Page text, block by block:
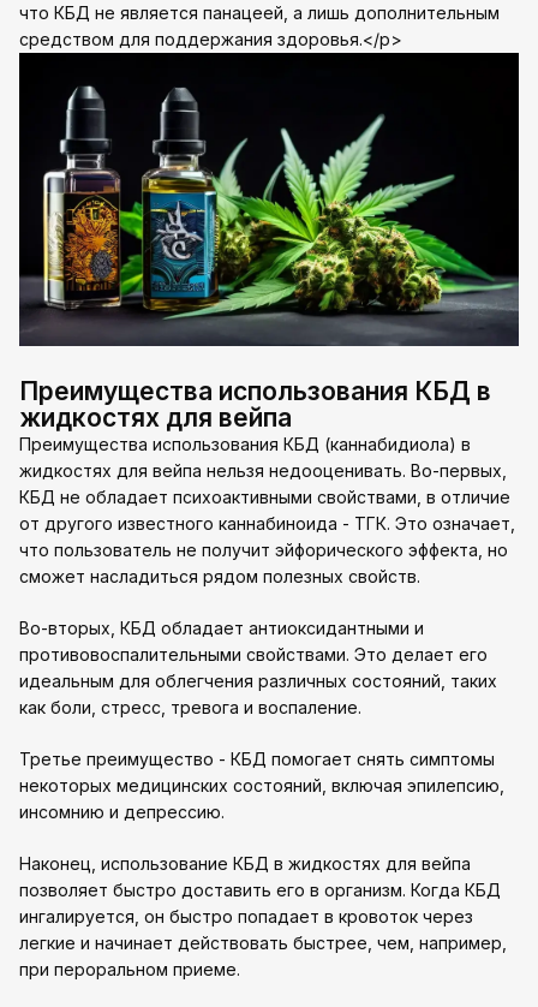
что КБД не является панацеей, а лишь дополнительным
средством для поддержания здоровья.</p>
Преимущества использования КБД в
жидкостях для вейпа
Преимущества использования КБД (каннабидиола) в
жидкостях для вейпа нельзя недооценивать. Во-первых,
КБД не обладает психоактивными свойствами, в отличие
от другого известного каннабиноида - ТГК. Это означает,
что пользователь не получит эйфорического эффекта, но
сможет насладиться рядом полезных свойств.
Во-вторых, КБД обладает антиоксидантными и
противовоспалительными свойствами. Это делает его
идеальным для облегчения различных состояний, таких
как боли, стресс, тревога и воспаление.
Третье преимущество - КБД помогает снять симптомы
некоторых медицинских состояний, включая эпилепсию,
инсомнию и депрессию.
Наконец, использование КБД в жидкостях для вейпа
позволяет быстро доставить его в организм. Когда КБД
ингалируется, он быстро попадает в кровоток через
легкие и начинает действовать быстрее, чем, например,
при пероральном приеме.